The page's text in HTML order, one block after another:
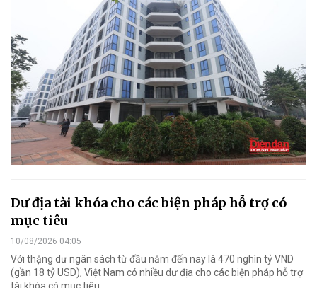
Dư địa tài khóa cho các biện pháp hỗ trợ có
mục tiêu
10/08/2026 04:05
Với thặng dư ngân sách từ đầu năm đến nay là 470 nghìn tỷ VND
(gần 18 tỷ USD), Việt Nam có nhiều dư địa cho các biện pháp hỗ trợ